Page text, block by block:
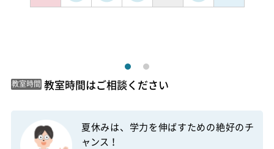
教室時間 教室時間はご相談ください
夏休みは、学力を伸ばすための絶好のチ
ャンス！